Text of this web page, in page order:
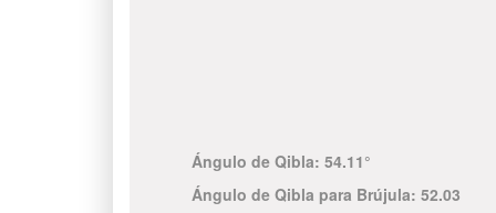
Ángulo de Qibla: 54.11°
Ángulo de Qibla para Brújula: 52.03